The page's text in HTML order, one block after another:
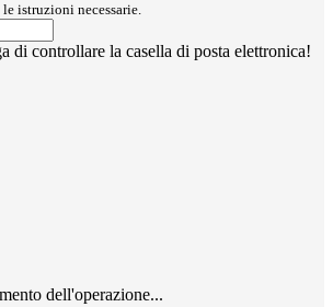
istruzioni necessarie.
di controllare la casella di posta elettronica!
dell'operazione...